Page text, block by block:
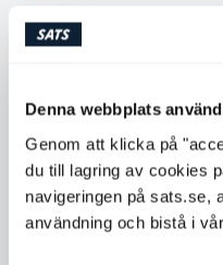
Denna webbplats
Genom att klicka på
du till lagring av cookies
navigeringen på sats.se,
användning och bistå i
Balans
Intensitet
Koreografi